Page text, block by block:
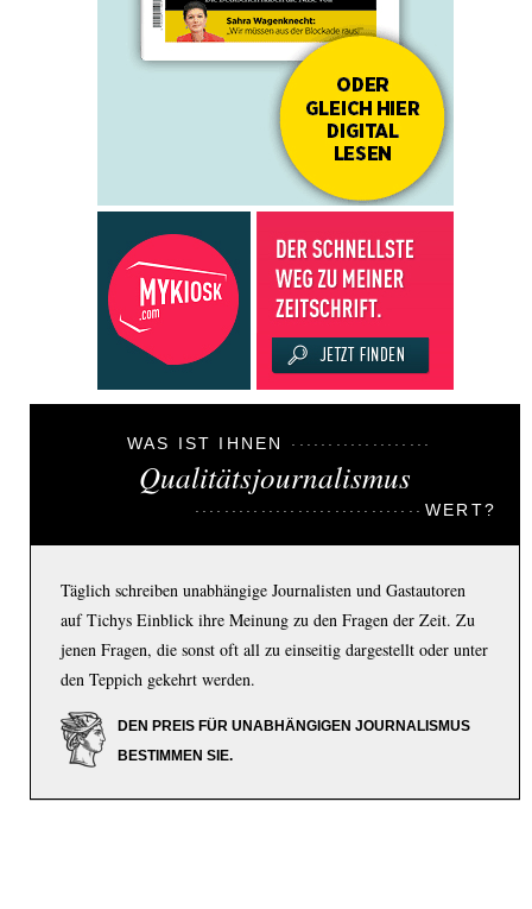
WAS IST IHNEN
Qualitätsjournalismus
WERT?
Täglich schreiben unabhängige Journalisten und Gastautoren
auf Tichys Einblick ihre Meinung zu den Fragen der Zeit. Zu
jenen Fragen, die sonst oft all zu einseitig dargestellt oder unter
den Teppich gekehrt werden.
DEN PREIS FÜR UNABHÄNGIGEN JOURNALISMUS
BESTIMMEN SIE.